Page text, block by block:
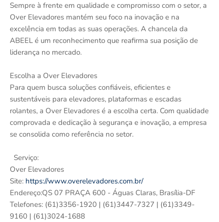
Sempre à frente em qualidade e compromisso com o setor, a
Over Elevadores mantém seu foco na inovação e na
excelência em todas as suas operações. A chancela da
ABEEL é um reconhecimento que reafirma sua posição de
liderança no mercado.
Escolha a Over Elevadores
Para quem busca soluções confiáveis, eficientes e
sustentáveis para elevadores, plataformas e escadas
rolantes, a Over Elevadores é a escolha certa. Com qualidade
comprovada e dedicação à segurança e inovação, a empresa
se consolida como referência no setor.
Serviço:
Over Elevadores
Site: https://www.overelevadores.com.br/
Endereço:QS 07 PRAÇA 600 - Águas Claras, Brasília-DF
Telefones: (61)3356-1920 | (61)3447-7327 | (61)3349-
9160 | (61)3024-1688